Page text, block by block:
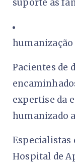
suporte às
Pacientes de
expertise da
humanizado
Especialistas
Hospital de